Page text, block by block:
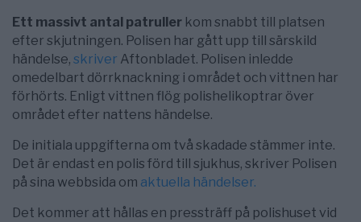
Ett massivt antal patruller kom snabbt till platsen
efter skjutningen. Polisen har gått upp till särskild
händelse, skriver Aftonbladet. Polisen inledde
omedelbart dörrknackning i området och vittnen har
förhörts. Enligt vittnen flög polishelikoptrar över
området efter nattens händelse.
De initiala uppgifterna om två skadade stämmer inte.
Det är endast en polis förd till sjukhus, skriver Polisen
på sina webbsida om aktuella händelser.
Det kommer att hållas en pressträff på polishuset vid